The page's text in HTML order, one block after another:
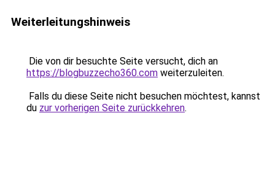
Weiterleitungshinweis
Die von dir besuchte Seite versucht, dich an
https://blogbuzzecho360.com weiterzuleiten.
Falls du diese Seite nicht besuchen möchtest, kannst
du zur vorherigen Seite zurückkehren.